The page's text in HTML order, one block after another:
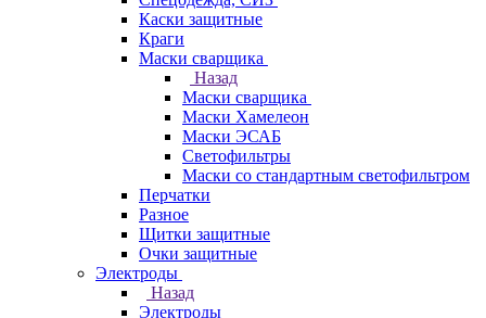
Каски защитные
Краги
Маски сварщика
Назад
Маски сварщика
Маски Хамелеон
Маски ЭСАБ
Светофильтры
Маски со стандартным светофильтром
Перчатки
Разное
Щитки защитные
Очки защитные
Электроды
Назад
Электроды